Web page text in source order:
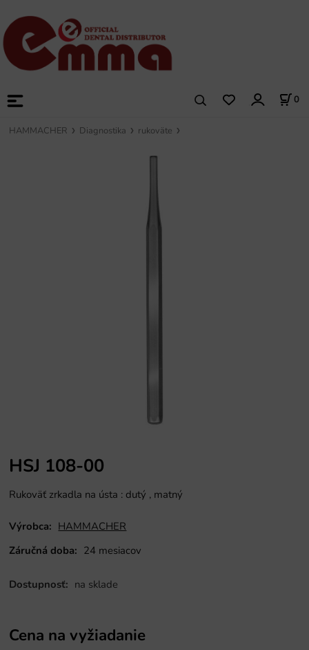
0
HAMMACHER Diagnostika rukoväte
HSJ 108-00
Rukoväť zrkadla na ústa : dutý , matný
Výrobca: HAMMACHER
Záručná doba: 24 mesiacov
Dostupnosť: na sklade
Cena na vyžiadanie